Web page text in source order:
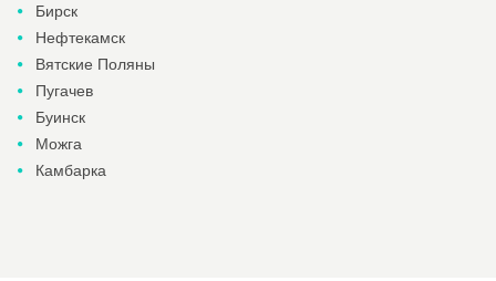
Бирск
Нефтекамск
Вятские Поляны
Пугачев
Буинск
Можга
Камбарка